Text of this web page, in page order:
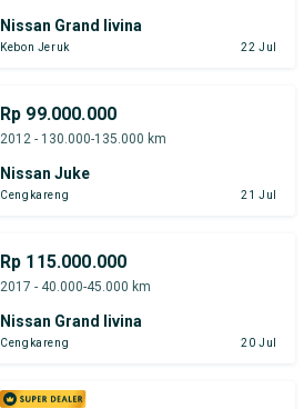
Nissan Grand livina
Kebon Jeruk 22 Jul
Rp 99.000.000
2012 - 130.000-135.000 km
Nissan Juke
Cengkareng 21 Jul
Rp 115.000.000
2017 - 40.000-45.000 km
Nissan Grand livina
Cengkareng 20 Jul